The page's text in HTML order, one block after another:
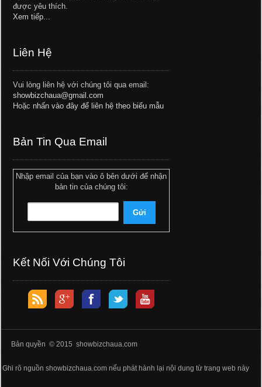
được yêu thích.
Xem tiếp...
Liên Hệ
Vui lòng liên hệ với chúng tôi qua email:
showbizchaua@gmail.com
Hoặc nhấn vào đây để liên hệ theo biểu mẫu
Bản Tin Qua Email
Nhập email của bạn vào ô bên dưới để nhận
bản tin của chúng tôi:
Kết Nối Với Chúng Tôi
Bản quyền © 2015 showbizchaua.com
Ghi rõ nguồn showbizchaua.com nếu phát hành lại nội dung từ trang web này